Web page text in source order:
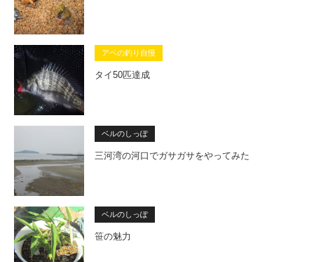
アベの釣り自慢
タイ50匹達成
ベルのしっぽ
三河湾の河口でガサガサをやってみた
ベルのしっぽ
笹の魅力